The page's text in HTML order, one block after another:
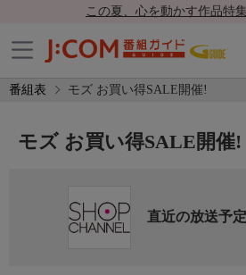
この夏、心を動かす作品特
番組表 モズ お買い得SALE開催!
モズ お買い得SALE開催!
直近の放送予